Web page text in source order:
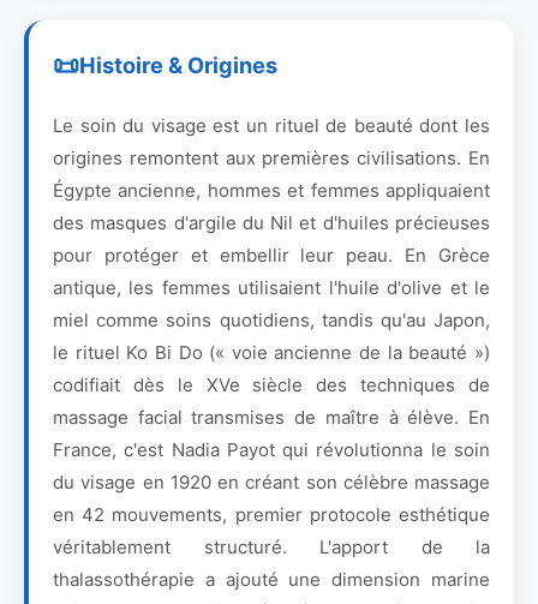
Histoire & Origines
Le soin du visage est un rituel de beauté dont les
origines remontent aux premières civilisations. En
Égypte ancienne, hommes et femmes appliquaient
des masques d'argile du Nil et d'huiles précieuses
pour protéger et embellir leur peau. En Grèce
antique, les femmes utilisaient l'huile d'olive et le
miel comme soins quotidiens, tandis qu'au Japon,
le rituel Ko Bi Do (« voie ancienne de la beauté »)
codifiait dès le XVe siècle des techniques de
massage facial transmises de maître à élève. En
France, c'est Nadia Payot qui révolutionna le soin
du visage en 1920 en créant son célèbre massage
en 42 mouvements, premier protocole esthétique
véritablement structuré. L'apport de la
thalassothérapie a ajouté une dimension marine